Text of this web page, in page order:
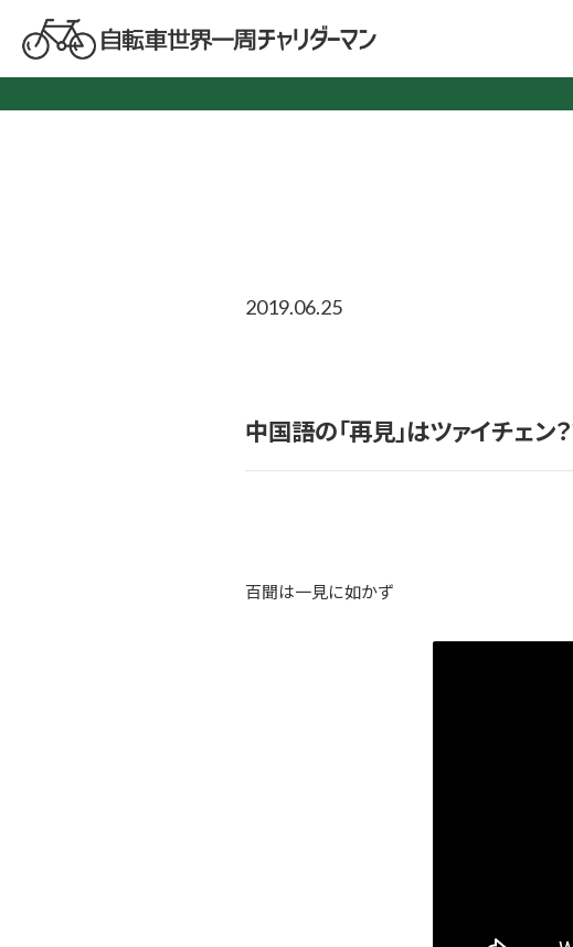
2019.06.25
中国語の「再見」はツァイチェン
百聞は一見に如かず